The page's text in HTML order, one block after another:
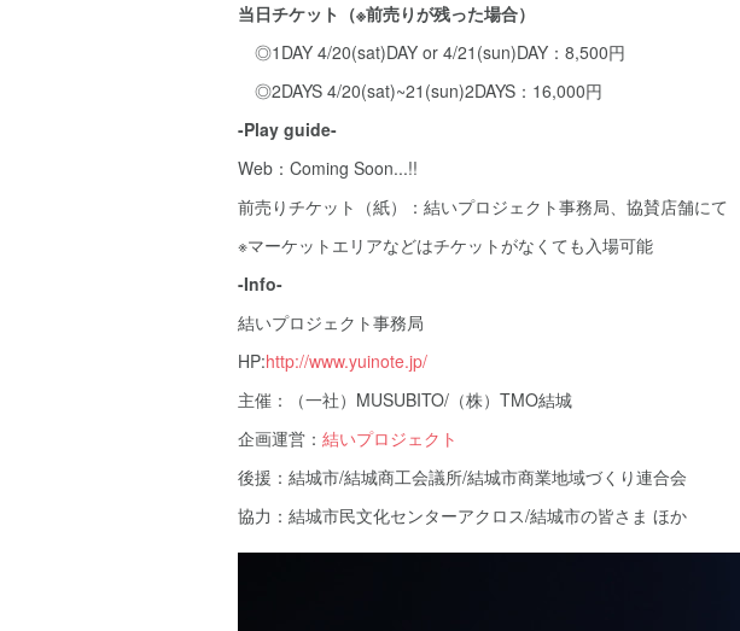
当日チケット（※前売りが残った場合）
◎1DAY 4/20(sat)DAY or 4/21(sun)DAY：8,500円
◎2DAYS 4/20(sat)~21(sun)2DAYS：16,000円
-Play guide-
Web：Coming Soon...!!
前売りチケット（紙）：結いプロジェクト事務局、協賛店舗にて
※マーケットエリアなどはチケットがなくても入場可能
-Info-
結いプロジェクト事務局
HP:http://www.yuinote.jp/
主催：（一社）MUSUBITO/（株）TMO結城
企画運営： 結いプロジェクト
後援：結城市/結城商工会議所/結城市商業地域づくり連合会
協力：結城市民文化センターアクロス/結城市の皆さま ほか